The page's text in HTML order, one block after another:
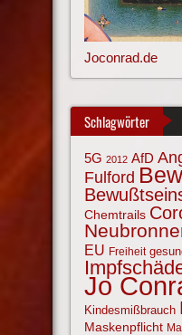
Joconrad.de
Schlagwörter
5G 2012 AfD
Fulford
Chemtrails
EU Freiheit
Jo
Kindesmißbrauch
Maskenpflicht